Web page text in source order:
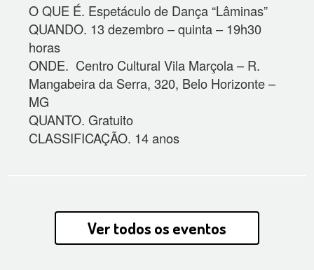
O QUE É. Espetáculo de Dança “Lâminas”
QUANDO. 13 dezembro – quinta – 19h30
horas
ONDE. Centro Cultural Vila Marçola – R.
Mangabeira da Serra, 320, Belo Horizonte –
MG
QUANTO. Gratuito
CLASSIFICAÇÃO. 14 anos
Ver todos os eventos